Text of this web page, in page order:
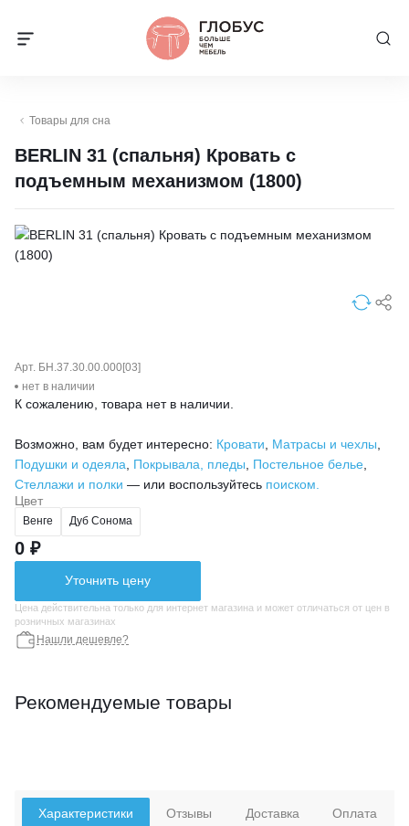
Товары для сна
BERLIN 31 (спальня) Кровать с
подъемным механизмом (1800)
Арт. БН.37.30.00.000[03]
нет в наличии
К сожалению, товара нет в наличии.
Возможно, вам будет интересно: Кровати Матрасы и чехлы
Подушки и одеяла
Покрывала, пледы Постельное белье
Стеллажи и полки — или воспользуйтесь поиском.
Цвет
Венге Дуб Сонома
0 ₽
Уточнить цену
Цена действительна только для интернет магазина и может отличаться от цен в
розничных магазинах
Нашли дешевле?
Рекомендуемые товары
Характеристики Отзывы Доставка Оплата